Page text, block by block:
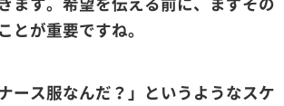
が重要ですね。
ース服なんだ？」というようなスケ